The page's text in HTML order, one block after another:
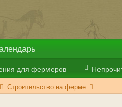
для фермеров
Строительство на ферме